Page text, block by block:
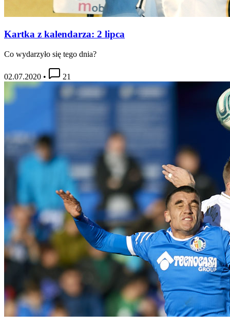
Kartka z kalendarza: 2 lipca
Co wydarzyło się tego dnia?
02.07.2020 • 21